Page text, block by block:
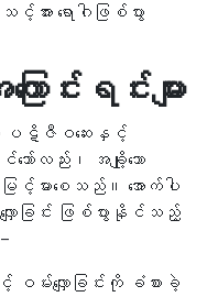
း ရောဂါဖြစ်ပွား
ာင်းရင်းများ
ပဋိဇီဝဆေးနှင့်
သော်လည်း၊ အချို့သော
င့်မားစေသည်။ အောက်ပါ
ောခြင်း ဖြစ်ပွားနိုင်သည့်
မ်းလျှောခြင်းကို ခံစားခဲ့